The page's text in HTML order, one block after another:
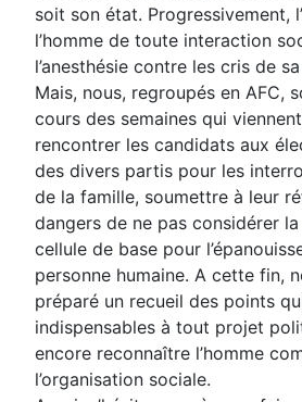
soit son état. Progressivement,
l’homme de toute interaction
l’anesthésie contre les cris de
Mais, nous, regroupés en AFC,
cours des semaines qui
rencontrer les candidats aux
des divers partis pour les
de la famille, soumettre à leur
dangers de ne pas considérer
cellule de base pour
personne humaine. A cette fin,
préparé un recueil des points
indispensables à tout projet
encore reconnaître l’homme
l’organisation sociale.